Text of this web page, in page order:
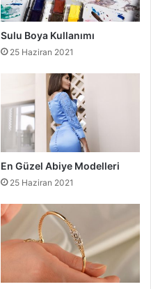
Sulu Boya Kullanımı
25 Haziran 2021
En Güzel Abiye Modelleri
25 Haziran 2021